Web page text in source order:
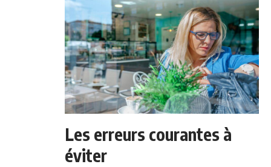
Les erreurs courantes à
éviter